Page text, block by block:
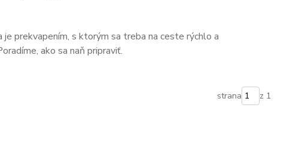
je prekvapením, s ktorým sa treba na ceste rýchlo a
ako sa naň pripraviť.
strana z 1